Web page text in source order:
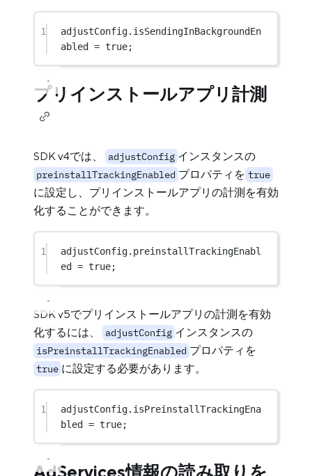
1
adjustConfig.isSendingInBackgroundEn
abled = true;
プリインストールアプリ計測
SDK v4では、 adjustConfig インスタンスの
preinstallTrackingEnabled プロパティを true
に設定し、プリインストールアプリの計測を有効
化することができます。
1
adjustConfig.preinstallTrackingEnabl
ed = true;
SDK v5でプリインストールアプリの計測を有効
化するには、
adjustConfig インスタンスの
isPreinstallTrackingEnabled プロパティを
true に設定する必要があります。
1
adjustConfig.isPreinstallTrackingEna
bled = true;
AdServices情報の読み取りを